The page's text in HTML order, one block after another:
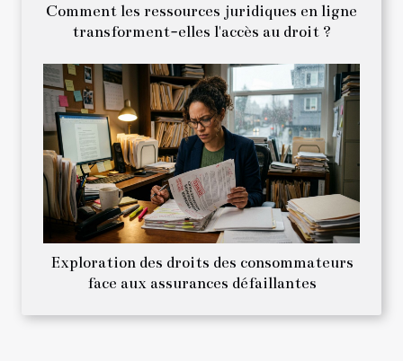
Comment les ressources juridiques en ligne
transforment-elles l'accès au droit ?
Exploration des droits des consommateurs
face aux assurances défaillantes